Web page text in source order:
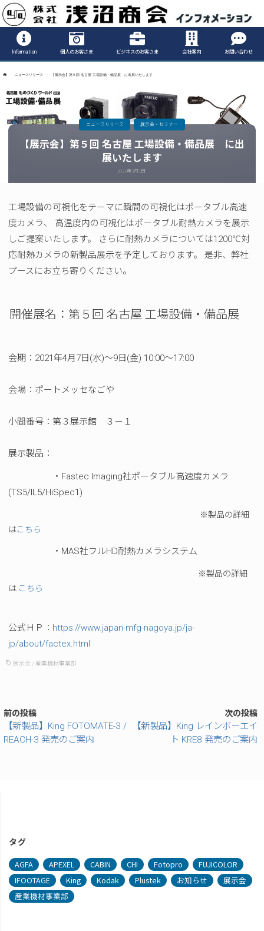
Information
Information 個人のお客さま ビジネスのお客さま 会社案内 お問い合わせ
ニュースリリース 【展示会】第５回 名古屋 工場設備・備品展 に出展いたします
【展示会】第５回 名古屋 工場設備・備品展 に出
展いたします
2021年3月1日
ニュースリリース 展示会・セミナー
工場設備の可視化をテーマに瞬間の可視化はポータブル高速
度カメラ、 高温度内の可視化はポータブル耐熱カメラを展示
しご提案いたします。 さらに耐熱カメラについては1200℃対
応耐熱カメラの新製品展示を予定しております。 是非、弊社
プースにお立ち寄りください。
開催展名：第５回 名古屋 工場設備・備品展
会期：2021年4月7日(水)～9日(金) 10:00～17:00
会場：ポートメッセなごや
小間番号：第３展示館 ３－１
展示製品：
・Fastec Imaging社ポータブル高速度カメラ
(TS5/IL5/HiSpec1)
※製品の詳細
はこちら
・MAS社フルHD耐熱カメラシステム
※製品の詳細
は こちら
公式ＨＰ： https://www.japan-mfg-nagoya.jp/ja-
jp/about/factex.html
展示会 /産業機材事業部
前の投稿
【新製品】King FOTOMATE-3 /
REACH-3 発売のご案内
次の投稿
【新製品】King レインボーエイ
ト KRE8 発売のご案内
タグ
AGFA APEXEL CABIN CHI Fotopro
FUJICOLOR
IFOOTAGE
King Kodak Plustek お知らせ
展示会
産業機材事業部